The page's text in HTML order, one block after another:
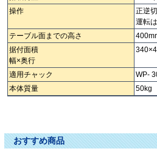
操作
正逆
運転
テーブル面までの高さ
据付面積
幅×奥行
適用チャック
WP-
本体質量
50kg
おすすめ商品